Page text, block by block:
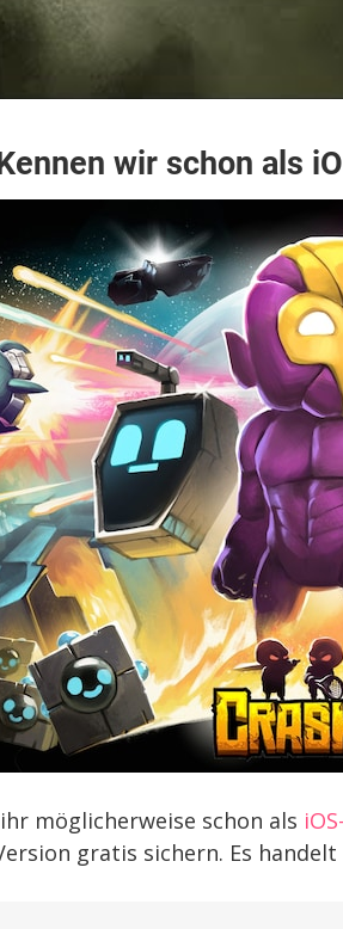
wir schon als
möglicherweise schon als
gratis sichern. Es